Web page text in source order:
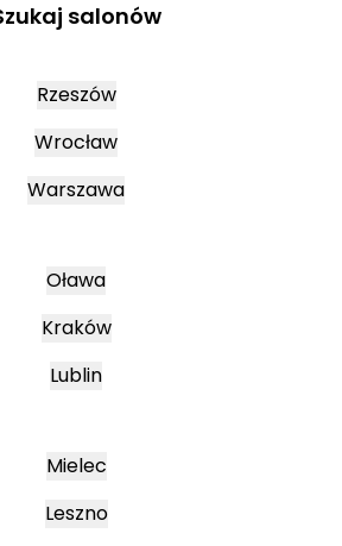
salonów
Rzeszów
Wrocław
Warszawa
Oława
Kraków
Lublin
Mielec
Leszno